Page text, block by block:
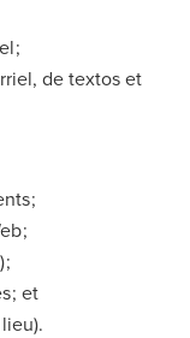
;
de textos et
;
;
;
; et